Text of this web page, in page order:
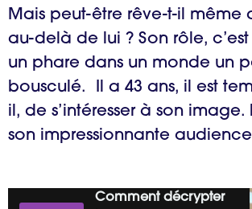
Mais peut-être rêve-t-il même
au-delà de lui ? Son rôle, c’est
un phare dans un monde un
bousculé. Il a 43 ans, il est
il, de s’intéresser à son
son impressionnante
Comment décrypter